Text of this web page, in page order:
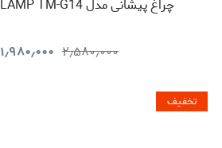
چراغ پیشانی مدل LED COB HEADLAMP TM-G14
۲٫۵۸۰٫۰۰۰ ۱٫۹۸۰٫۰۰۰
تخفیف